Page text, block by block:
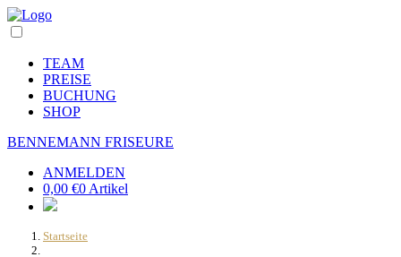
TEAM
PREISE
BUCHUNG
SHOP
BENNEMANN FRISEURE
ANMELDEN
0,00 €0 Artikel
Startseite